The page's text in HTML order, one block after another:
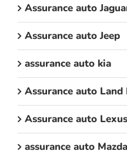
Assurance auto
Assurance auto Jeep
assurance auto kia
Assurance auto Land
Assurance auto Lexus
assurance auto Mazda